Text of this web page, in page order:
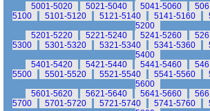
5001-5020
5021-5040 5041-5060
5100
5101-5120 5121-5140 5141-5160
5200
5201-5220
5221-5240 5241-5260
5300
5301-5320 5321-5340 5341-5360
5400
5401-5420
5421-5440 5441-5460
5500
5501-5520 5521-5540 5541-5560
5600
5601-5620
5621-5640 5641-5660
5700
5701-5720 5721-5740 5741-5760